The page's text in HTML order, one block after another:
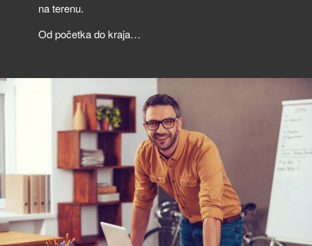
na terenu.
Od početka do kraja…